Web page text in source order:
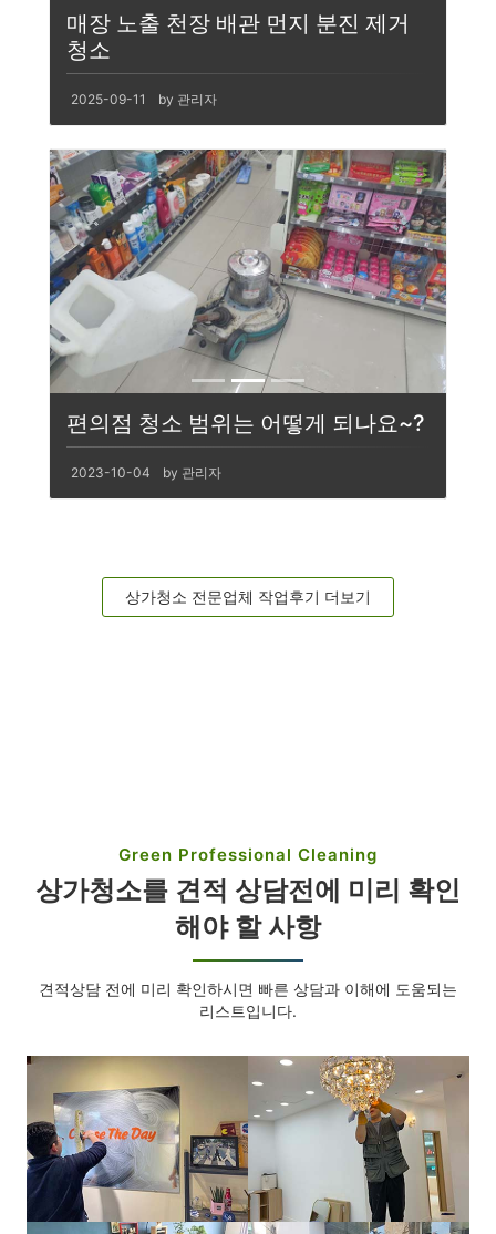
매장 노출 천장 배관 먼지 분진 제거
청소
2025-09-11 by 관리자
편의점 청소 범위는 어떻게 되나요~?
2023-10-04 by 관리자
상가청소 전문업체 작업후기 더보기
Green Professional Cleaning
상가청소를 견적 상담전에 미리 확인
해야 할 사항
견적상담 전에 미리 확인하시면 빠른 상담과 이해에 도움되는
리스트입니다.